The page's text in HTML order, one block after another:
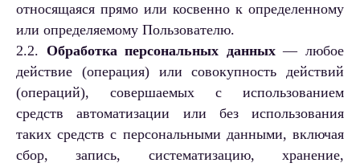
относящаяся прямо или косвенно к определенному
или определяемому Пользователю.
2.2. Обработка персональных данных— любое
действие (операция) или совокупность действий
(операций), совершаемых с использованием
средств автоматизации или без использования
таких средств с персональными данными, включая
сбор, запись, систематизацию, хранение,